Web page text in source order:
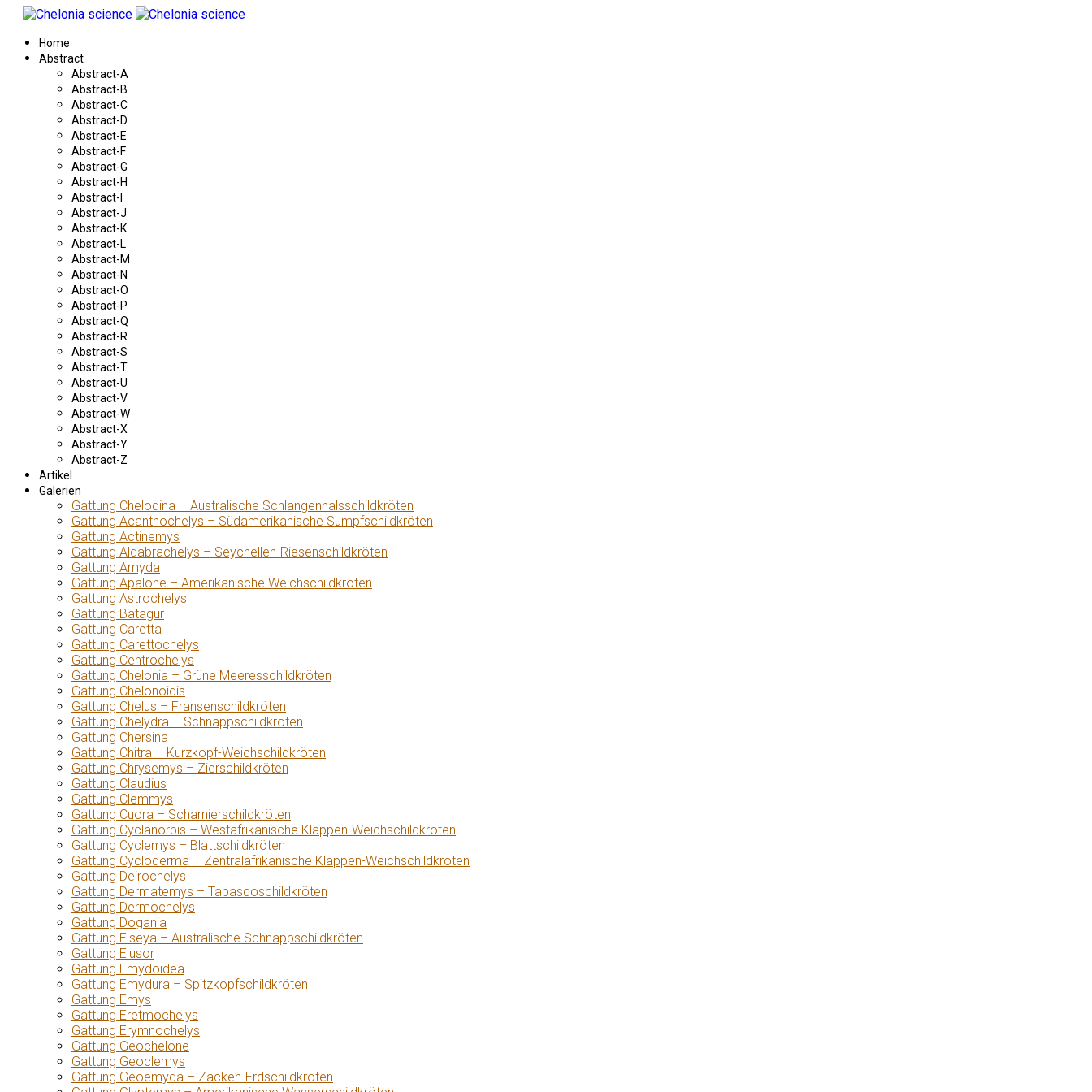
Home
Abstract
Abstract-A
Abstract-B
Abstract-C
Abstract-D
Abstract-E
Abstract-F
Abstract-G
Abstract-H
Abstract-I
Abstract-J
Abstract-K
Abstract-L
Abstract-M
Abstract-N
Abstract-O
Abstract-P
Abstract-Q
Abstract-R
Abstract-S
Abstract-T
Abstract-U
Abstract-V
Abstract-W
Abstract-X
Abstract-Y
Abstract-Z
Artikel
Galerien
Gattung Chelodina – Australische Schlangenhalsschildkröten
Gattung Acanthochelys – Südamerikanische Sumpfschildkröten
Gattung Actinemys
Gattung Aldabrachelys – Seychellen-Riesenschildkröten
Gattung Amyda
Gattung Apalone – Amerikanische Weichschildkröten
Gattung Astrochelys
Gattung Batagur
Gattung Caretta
Gattung Carettochelys
Gattung Centrochelys
Gattung Chelonia – Grüne Meeresschildkröten
Gattung Chelonoidis
Gattung Chelus – Fransenschildkröten
Gattung Chelydra – Schnappschildkröten
Gattung Chersina
Gattung Chitra – Kurzkopf-Weichschildkröten
Gattung Chrysemys – Zierschildkröten
Gattung Claudius
Gattung Clemmys
Gattung Cuora – Scharnierschildkröten
Gattung Cyclanorbis – Westafrikanische Klappen-Weichschildkröten
Gattung Cyclemys – Blattschildkröten
Gattung Cycloderma – Zentralafrikanische Klappen-Weichschildkröten
Gattung Deirochelys
Gattung Dermatemys – Tabascoschildkröten
Gattung Dermochelys
Gattung Dogania
Gattung Elseya – Australische Schnappschildkröten
Gattung Elusor
Gattung Emydoidea
Gattung Emydura – Spitzkopfschildkröten
Gattung Emys
Gattung Eretmochelys
Gattung Erymnochelys
Gattung Geochelone
Gattung Geoclemys
Gattung Geoemyda – Zacken-Erdschildkröten